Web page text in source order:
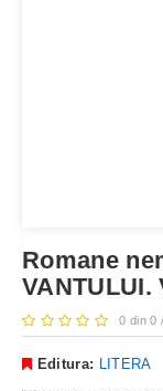
Romane
VANTULUI.
0 din 0 /
Editura: LITERA